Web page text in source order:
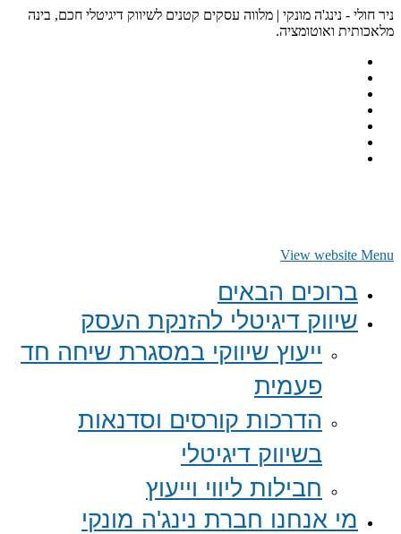
ניר חולי - נינג'ה מונקי | מלווה עסקים קטנים לשיווק דיגיטלי חכם, בינה
מלאכותית ואוטומציה.
View website Menu
ברוכים הבאים
שיווק דיגיטלי להזנקת העסק
ייעוץ שיווקי במסגרת שיחה חד
פעמית​
הדרכות קורסים וסדנאות
בשיווק דיגיטלי
חבילות ליווי וייעוץ
מי אנחנו חברת נינג'ה מונקי